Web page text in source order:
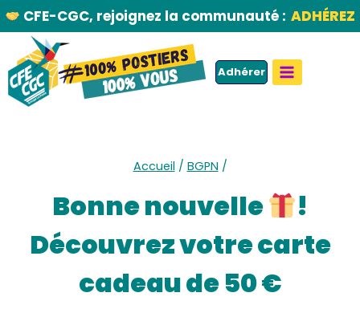
Aller
au
contenu
CFE-CGC, rejoignez la communauté : ADHÉREZ
Adhérer
Accueil / BGPN /
Bonne nouvelle
!
Découvrez votre carte
cadeau de 50 €